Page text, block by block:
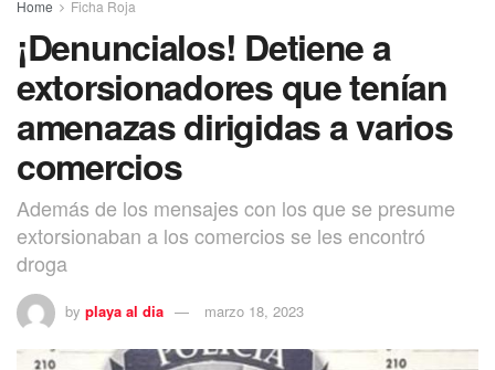
Home Ficha Roja
¡Denuncialos! Detiene a
extorsionadores que tenían
amenazas dirigidas a varios
comercios
Además de los mensajes con los que se presume
extorsionaban a los comercios se les encontró
droga
by playa al dia marzo 18, 2023